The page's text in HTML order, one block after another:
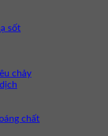
sốt
chảy
chất